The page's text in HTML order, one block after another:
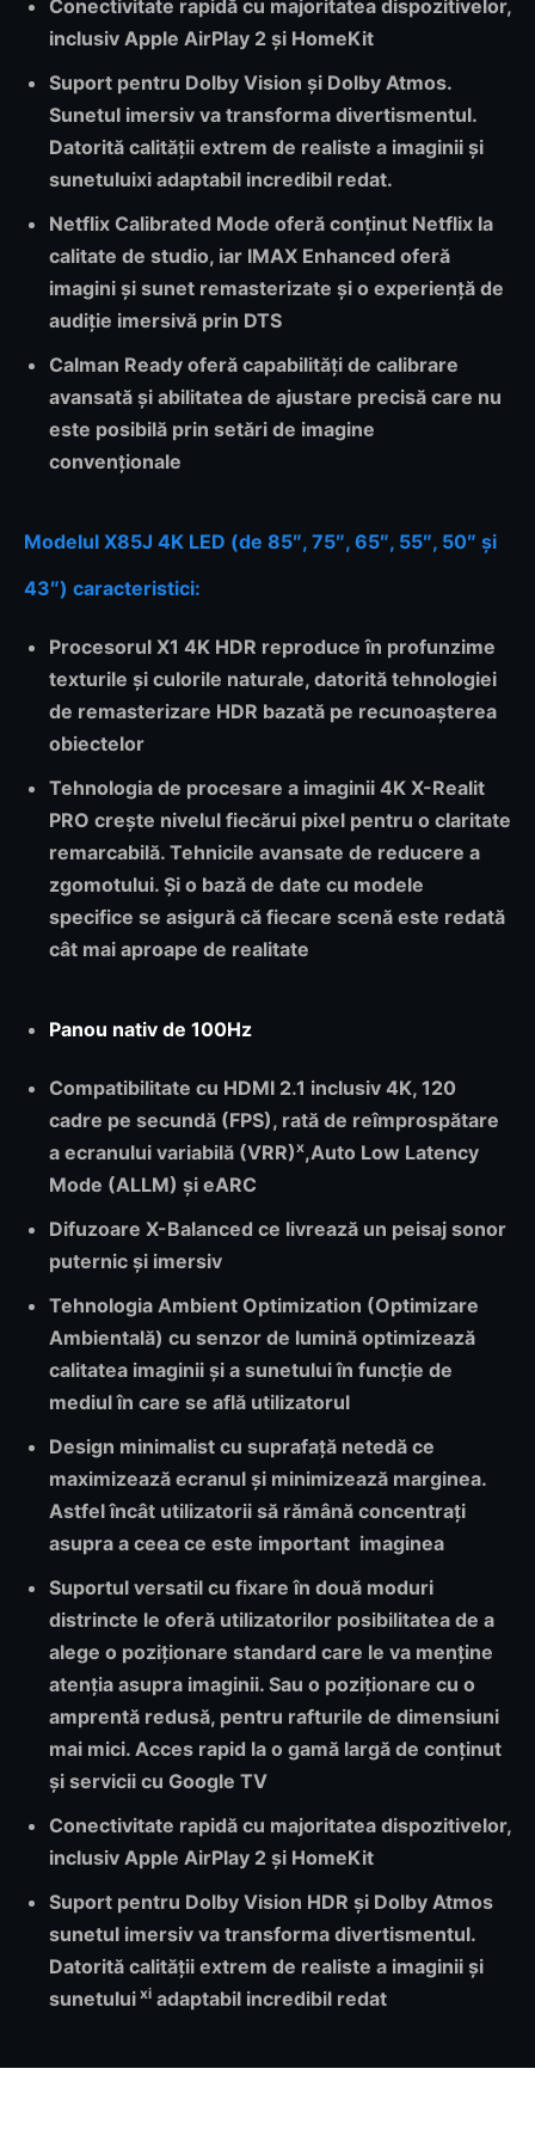
Conectivitate rapidă cu majoritatea dispozitivelor,
inclusiv Apple AirPlay 2 și HomeKit
Suport pentru Dolby Vision și Dolby Atmos.
Sunetul imersiv va transforma divertismentul.
Datorită calității extrem de realiste a imaginii și
sunetuluixi adaptabil incredibil redat.
Netflix Calibrated Mode oferă conținut Netflix la
calitate de studio, iar IMAX Enhanced oferă
imagini și sunet remasterizate și o experiență de
audiție imersivă prin DTS
Calman Ready oferă capabilități de calibrare
avansată și abilitatea de ajustare precisă care nu
este posibilă prin setări de imagine
convenționale
Modelul X85J 4K LED (de 85″, 75″, 65″, 55″, 50″ și
43″) caracteristici:
Procesorul X1 4K HDR reproduce în profunzime
texturile și culorile naturale, datorită tehnologiei
de remasterizare HDR bazată pe recunoașterea
obiectelor
Tehnologia de procesare a imaginii 4K X-Realit
PRO crește nivelul fiecărui pixel pentru o claritate
remarcabilă. Tehnicile avansate de reducere a
zgomotului. Și o bază de date cu modele
specifice se asigură că fiecare scenă este redată
cât mai aproape de realitate
Panou nativ de 100Hz
Compatibilitate cu HDMI 2.1 inclusiv 4K, 120
cadre pe secundă (FPS), rată de reîmprospătare
a ecranului variabilă (VRR)x,Auto Low Latency
Mode (ALLM) și eARC
Difuzoare X-Balanced ce livrează un peisaj sonor
puternic și imersiv
Tehnologia Ambient Optimization (Optimizare
Ambientală) cu senzor de lumină optimizează
calitatea imaginii și a sunetului în funcție de
mediul în care se află utilizatorul
Design minimalist cu suprafață netedă ce
maximizează ecranul și minimizează marginea.
Astfel încât utilizatorii să rămână concentrați
asupra a ceea ce este important imaginea
Suportul versatil cu fixare în două moduri
distrincte le oferă utilizatorilor posibilitatea de a
alege o poziționare standard care le va menține
atenția asupra imaginii. Sau o poziționare cu o
amprentă redusă, pentru rafturile de dimensiuni
mai mici. Acces rapid la o gamă largă de conținut
și servicii cu Google TV
Conectivitate rapidă cu majoritatea dispozitivelor,
inclusiv Apple AirPlay 2 și HomeKit
Suport pentru Dolby Vision HDR și Dolby Atmos
sunetul imersiv va transforma divertismentul.
Datorită calității extrem de realiste a imaginii și
sunetului xi adaptabil incredibil redat